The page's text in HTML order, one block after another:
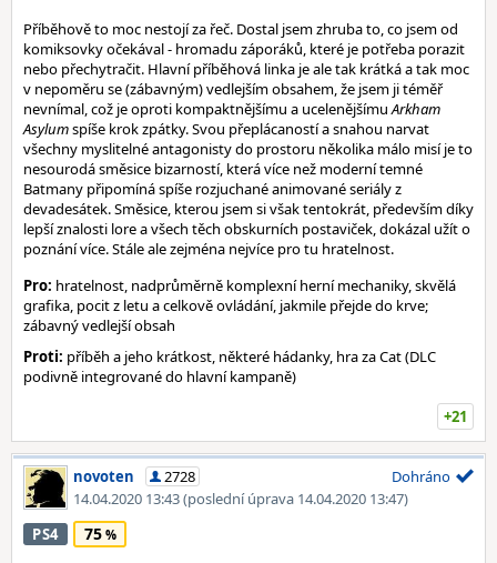
Příběhově to moc nestojí za řeč. Dostal jsem zhruba to, co jsem od
komiksovky očekával - hromadu záporáků, které je potřeba porazit
nebo přechytračit. Hlavní příběhová linka je ale tak krátká a tak moc
v nepoměru se (zábavným) vedlejším obsahem, že jsem ji téměř
nevnímal, což je oproti kompaktnějšímu a ucelenějšímuArkham
Asylumspíše krok zpátky. Svou přeplácaností a snahou narvat
všechny myslitelné antagonisty do prostoru několika málo misí je to
nesourodá směsice bizarností, která více než moderní temné
Batmany připomíná spíše rozjuchané animované seriály z
devadesátek. Směsice, kterou jsem si však tentokrát, především díky
lepší znalosti lore a všech těch obskurních postaviček, dokázal užít o
poznání více. Stále ale zejména nejvíce pro tu hratelnost.
Pro: hratelnost, nadprůměrně komplexní herní mechaniky, skvělá
grafika, pocit z letu a celkově ovládání, jakmile přejde do krve;
zábavný vedlejší obsah
Proti: příběh a jeho krátkost, některé hádanky, hra za Cat (DLC
podivně integrované do hlavní kampaně)
+21
novoten
2728
14.04.2020 13:43(poslední úprava 14.04.2020 13:47)
Dohráno
PS4 75